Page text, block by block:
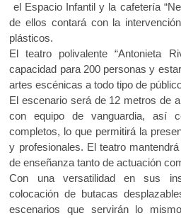
el Espacio Infantil y la cafetería
de ellos contará con la
plásticos.
El teatro polivalente “Antonieta
capacidad para 200 personas y
artes escénicas a todo tipo de
El escenario será de 12 metros de
con equipo de vanguardia, así
completos, lo que permitirá la
y profesionales. El teatro
de enseñanza tanto de actuación
Con una versatilidad en sus
colocación de butacas
escenarios que servirán lo